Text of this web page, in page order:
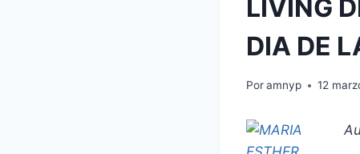
LIVING
DIA DE
Poramnyp 12